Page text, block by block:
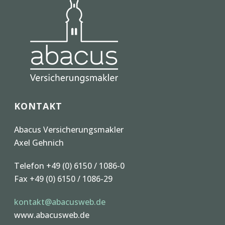
KONTAKT
Abacus Versicherungsmakler
Axel Gehnich
Telefon +49 (0) 6150 / 1086-0
Fax +49 (0) 6150 / 1086-29
kontakt@abacusweb.de
www.abacusweb.de